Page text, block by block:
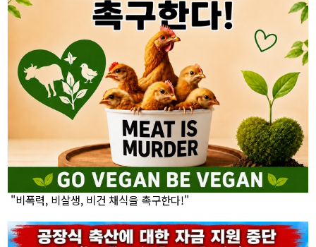
"비폭력, 비살생, 비건 채식을 촉구한다!"